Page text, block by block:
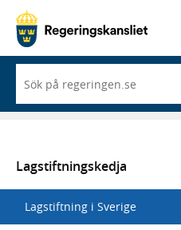
du
börjar
skriva
en
lista
med
sökförslag
Lagstiftningskedja
Lagstiftning i Sverige